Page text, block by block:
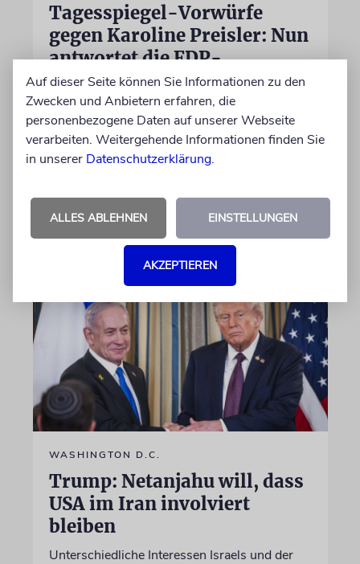
Tagesspiegel-Vorwürfe
gegen Karoline Preisler: Nun
antwortet die FDP-
Politikerin
Hatte sie einen jungen Mann wegen einer
Vornamensgleichheit zu Unrecht als CSD-
Attentäter verdächtigt? Preisler widerspricht
und beklagt, die Zeitung habe sie nicht zu
Aktualisiert
WASHINGTON D.C.
Trump: Netanjahu will, dass
USA im Iran involviert
bleiben
Unterschiedliche Interessen Israels und der
Auf dieser Seite können Sie Informationen zu den
Zwecken und Anbietern erfahren, die
personenbezogene Daten auf unserer Webseite
verarbeiten. Weitergehende Informationen finden Sie
in unserer Datenschutzerklärung.
ALLES ABLEHNEN EINSTELLUNGEN
AKZEPTIEREN